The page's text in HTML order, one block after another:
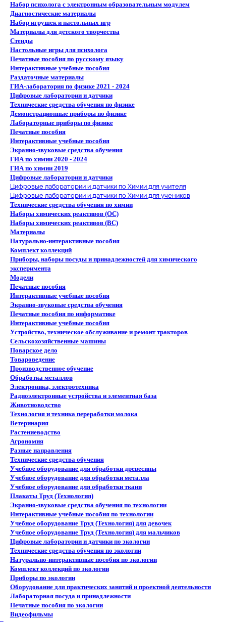
Набор психолога с электронным образовательным модулем
Диагностические материалы
Набор игрушек и настольных игр
Материалы для детского творчества
Стенды
Настольные игры для психолога
Печатные пособия по русскому языку
Интерактивные учебные пособия
Раздаточные материалы
ГИА-лаборатория по физике 2021 - 2024
Цифровые лаборатории и датчики
Технические средства обучения по физике
Демонстрационные приборы по физике
Лабораторные приборы по физике
Печатные пособия
Интерактивные учебные пособия
Экранно-звуковые средства обучения
ГИА по химии 2020 - 2024
ГИА по химии 2019
Цифровые лаборатории и датчики
Цифровые лаборатории и датчики по Химии для учителя
Цифровые лаборатории и датчики по Химии для учеников
Технические средства обучения по химии
Наборы химических реактивов (ОС)
Наборы химических реактивов (ВС)
Материалы
Натурально-интерактивные пособия
Комплект коллекций
Приборы, наборы посуды и принадлежностей для химического
эксперимента
Модели
Печатные пособия
Интерактивные учебные пособия
Экранно-звуковые средства обучения
Печатные пособия по информатике
Интерактивные учебные пособия
Устройство, техническое обслуживание и ремонт тракторов
Сельскохозяйственные машины
Поварское дело
Товароведение
Производственное обучение
Обработка металлов
Электроника, электротехника
Радиоэлектронные устройства и элементная база
Животноводство
Технология и техника переработки молока
Ветеринария
Растениеводство
Агрономия
Разные направления
Технические средства обучения
Учебное оборудование для обработки древесины
Учебное оборудование для обработки металла
Учебное оборудование для обработки ткани
Плакаты Труд (Технология)
Экранно-звуковые средства обучения по технологии
Интерактивные учебные пособия по технологии
Учебное оборудование Труд (Технология) для девочек
Учебное оборудование Труд (Технология) для мальчиков
Цифровые лаборатории и датчики по экологии
Технические средства обучения по экологии
Натурально-интерактивные пособия по экологии
Комплект коллекций по экологии
Приборы по экологии
Оборудование для практических занятий и проектной деятельности
Лабораторная посуда и принадлежности
Печатные пособия по экологии
Видеофильмы